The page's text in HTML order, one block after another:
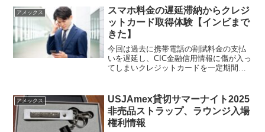
チャンスです。セゾンプラチナアメック
ス20％還元キャンペー...
アメックス
スマホ料金の遅延滞納からクレジ
ットカード取得体験【インビまで
きた】
今回は過去に携帯電話の割賦料金の支払
いを遅延し、CIC金融信用情報に傷が入っ
てしまいクレジットカードを一定期間作
思います。同じようにスマホ料金の支払
いを止めてしまったこ...
アメックス
USJAmex貸切サマーナイト2025
非売品ストラップ、ラウンジ入場
権利情報